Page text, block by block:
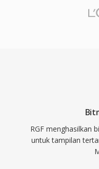
RGF menghasilkan
untuk tampilan